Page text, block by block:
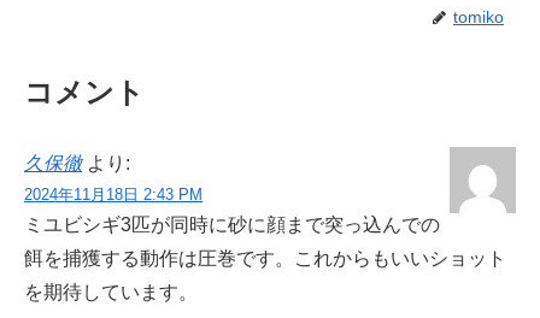
tomiko
コメント
久保徹 より:
2024年11月18日 2:43 PM
ミユビシギ3匹が同時に砂に顔まで突っ込んでの
餌を捕獲する動作は圧巻です。これからもいいショット
を期待しています。